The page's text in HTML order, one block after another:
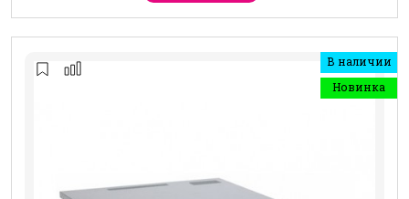
В наличии
Новинка